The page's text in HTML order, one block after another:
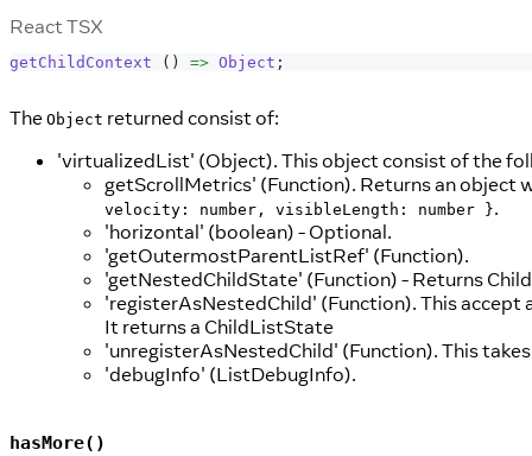
React TSX
getChildContext ( ) => Object ;
The Object returned consist of:
'virtualizedList' (Object). This object consist of the
getScrollMetrics' (Function). Returns an object
velocity: number, visibleLength: number }.
'horizontal' (boolean) - Optional.
'getOutermostParentListRef' (Function).
'getNestedChildState' (Function) - Returns
'registerAsNestedChild' (Function). This
It returns a ChildListState
'unregisterAsNestedChild' (Function). This
'debugInfo' (ListDebugInfo).
hasMore()